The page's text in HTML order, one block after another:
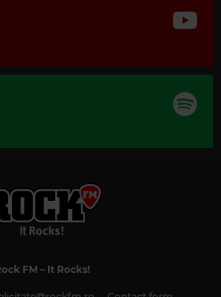
SMILES: OVERTURE
FM– It Rocks!